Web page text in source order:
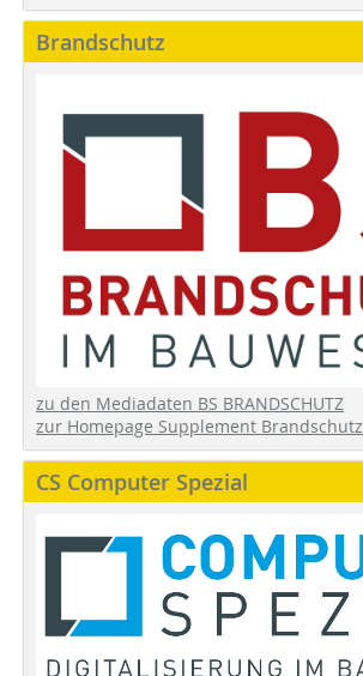
Brandschutz
zu den Mediadaten BS BRANDSCHUTZ
zur Homepage Supplement Brandschutz
CS Computer Spezial